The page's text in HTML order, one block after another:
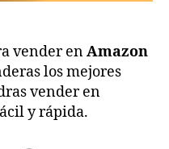
vender enAmazon
los mejores
vender en
y rápida.